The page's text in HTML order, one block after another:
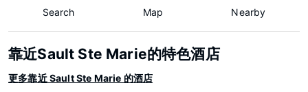
Search Map Nearby
靠近Sault Ste Marie的特色酒店
更多靠近 Sault Ste Marie 的酒店